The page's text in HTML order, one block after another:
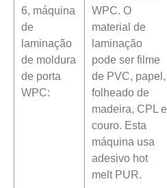
6, máquina
de
laminação
de moldura
de porta
WPC:
WPC. O
material de
laminação
pode ser filme
de PVC, papel,
folheado de
madeira, CPL e
couro. Esta
máquina usa
adesivo hot
melt PUR.